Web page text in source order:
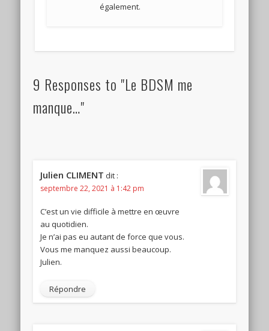
également.
9 Responses to "Le BDSM me
manque…"
Julien CLIMENT dit :
septembre 22, 2021 à 1:42 pm
C’est un vie difficile à mettre en œuvre
au quotidien.
Je n’ai pas eu autant de force que vous.
Vous me manquez aussi beaucoup.
Julien.
Répondre